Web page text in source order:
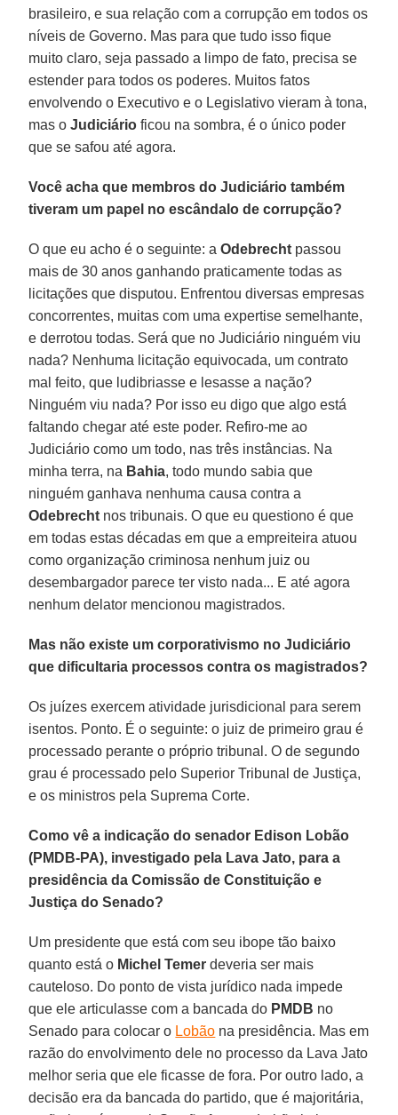
brasileiro, e sua relação com a corrupção em todos os
níveis de Governo. Mas para que tudo isso fique
muito claro, seja passado a limpo de fato, precisa se
estender para todos os poderes. Muitos fatos
envolvendo o Executivo e o Legislativo vieram à tona,
mas oJudiciário ficou na sombra, é o único poder
que se safou até agora.
Você acha que membros do Judiciário também
tiveram um papel no escândalo de corrupção?
O que eu acho é o seguinte: aOdebrecht passou
mais de 30 anos ganhando praticamente todas as
licitações que disputou. Enfrentou diversas empresas
concorrentes, muitas com uma expertise semelhante,
e derrotou todas. Será que no Judiciário ninguém viu
nada? Nenhuma licitação equivocada, um contrato
mal feito, que ludibriasse e lesasse a nação?
Ninguém viu nada? Por isso eu digo que algo está
faltando chegar até este poder. Refiro-me ao
Judiciário como um todo, nas três instâncias. Na
minha terra, na Bahia, todo mundo sabia que
ninguém ganhava nenhuma causa contra a
Odebrecht nos tribunais. O que eu questiono é que
em todas estas décadas em que a empreiteira atuou
como organização criminosa nenhum juiz ou
desembargador parece ter visto nada... E até agora
nenhum delator mencionou magistrados.
Mas não existe um corporativismo no Judiciário
que dificultaria processos contra os magistrados?
Os juízes exercem atividade jurisdicional para serem
isentos. Ponto. É o seguinte: o juiz de primeiro grau é
processado perante o próprio tribunal. O de segundo
grau é processado pelo Superior Tribunal de Justiça,
e os ministros pela Suprema Corte.
Como vê a indicação do senador Edison Lobão
(PMDB-PA), investigado pela Lava Jato, para a
presidência da Comissão de Constituição e
Justiça do Senado?
Um presidente que está com seu ibope tão baixo
quanto está o Michel Temer deveria ser mais
cauteloso. Do ponto de vista jurídico nada impede
que ele articulasse com a bancada do PMDB no
Senado para colocar o Lobão na presidência. Mas em
razão do envolvimento dele no processo da Lava Jato
melhor seria que ele ficasse de fora. Por outro lado, a
decisão era da bancada do partido, que é majoritária,